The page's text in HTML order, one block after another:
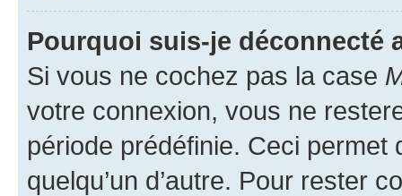
Pourquoi suis-je déconnecté
Si vous ne cochez pas la case
votre connexion, vous ne
période prédéfinie. Ceci permet
quelqu’un d’autre. Pour rester